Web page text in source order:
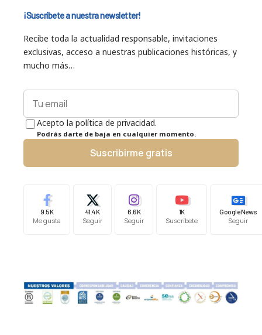
¡Suscríbete a nuestra newsletter!
Recibe toda la actualidad responsable, invitaciones
exclusivas, acceso a nuestras publicaciones históricas, y
mucho más…
Acepto la política de privacidad.
Podrás darte de baja en cualquier momento.
Suscribirme gratis
9.5K
Me gusta
41.4K
Seguir
6.6K
Seguir
1K
Suscríbete
Google News
Seguir